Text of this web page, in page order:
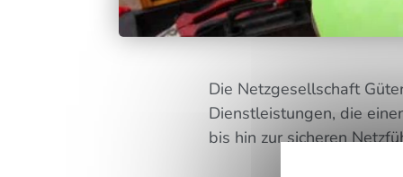
Die Netz­ge­sell­schaft
Dienst­leis­tun­gen, die
bis hin zur siche­ren